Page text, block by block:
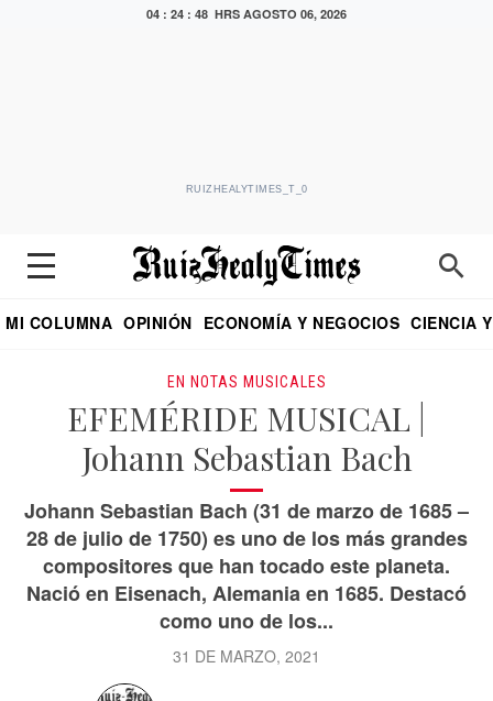
04 : 24 : 49 HRS AGOSTO 06, 2026
RUIZHEALYTIMES_T_0
MI COLUMNA OPINIÓN ECONOMÍA Y NEGOCIOS CIENCIA
EN NOTAS MUSICALES
EFEMÉRIDE MUSICAL |
Johann Sebastian Bach
Johann Sebastian Bach (31 de marzo de 1685 –
28 de julio de 1750) es uno de los más grandes
compositores que han tocado este planeta.
Nació en Eisenach, Alemania en 1685. Destacó
como uno de los...
31 DE MARZO, 2021